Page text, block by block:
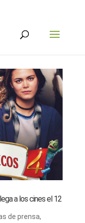
a los cines el 12
de prensa,